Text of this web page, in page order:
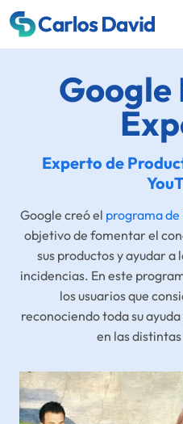
Google
Experto de
Google creó el programa
objetivo de fomentar el
sus productos y ayudar a
incidencias. En este
los usuarios que
reconociendo toda su
en las